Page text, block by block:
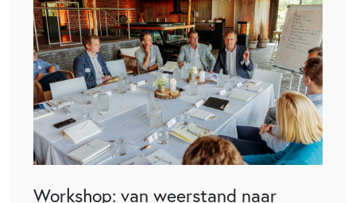
Workshop: van weerstand naar